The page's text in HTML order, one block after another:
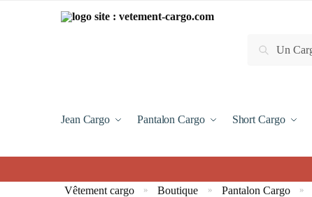
Recherche
Jean Cargo Pantalon Cargo Short Cargo
Vêtement cargo » Boutique » Pantalon Cargo »